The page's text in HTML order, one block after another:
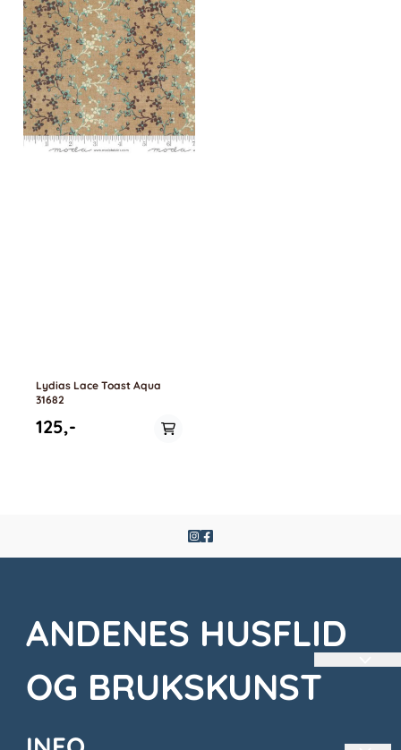
Lydias Lace Toast Aqua
31682
125,-
ANDENES HUSFLID
OG BRUKSKUNST
En liten Nisjebutikk langt oppe i Nord.